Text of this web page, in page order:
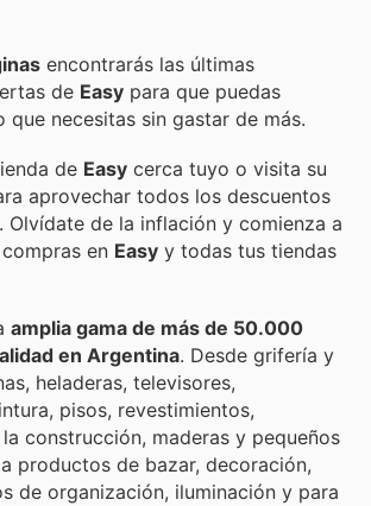
encontrarás las últimas
de Easy para que puedas
necesitas sin gastar de más.
de Easy cerca tuyo o visita su
aprovechar todos los descuentos
Olvídate de la inflación y comienza a
en Easy y todas tus tiendas
amplia gama de más de 50.000
en Argentina. Desde grifería y
heladeras, televisores,
pisos, revestimientos,
construcción, maderas y pequeños
productos de bazar, decoración,
de organización, iluminación y para